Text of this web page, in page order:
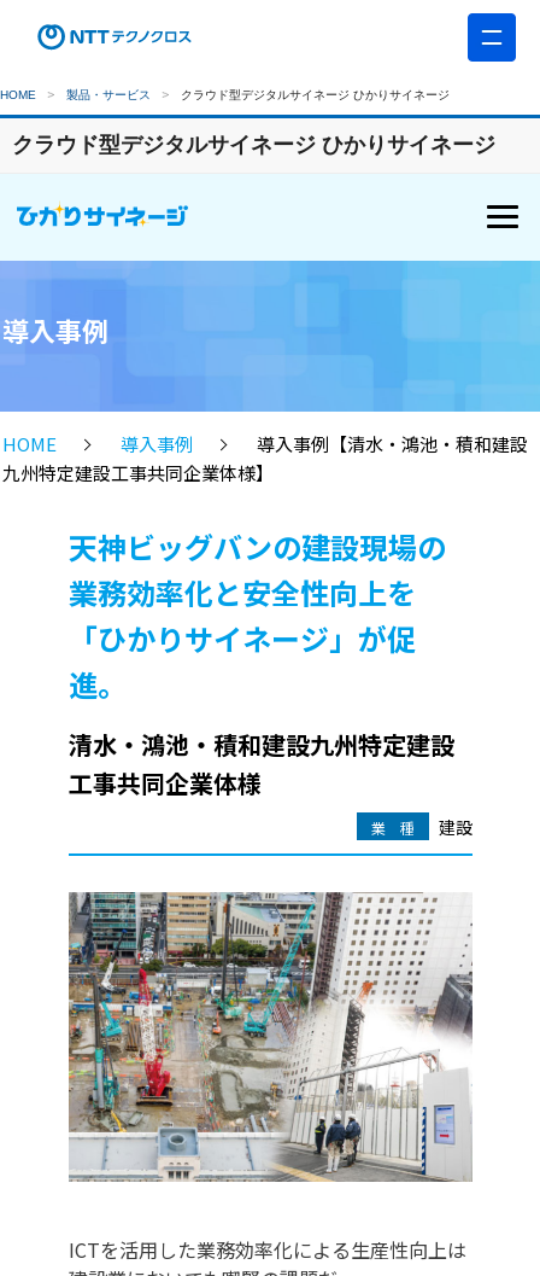
HOME 製品・サービス クラウド型デジタルサイネージ ひかりサイネージ
クラウド型デジタルサイネージ ひかりサイネージ
導入事例
HOME 導入事例
導入事例【清水・鴻池・積和建設
九州特定建設工事共同企業体様】
天神ビッグバンの建設現場の
業務効率化と安全性向上を
「ひかりサイネージ」が促
進。
業 種 建設
清水・鴻池・積和建設九州特定建設
工事共同企業体様
ICTを活用した業務効率化による生産性向上は